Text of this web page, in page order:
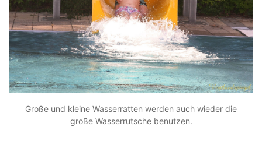
Große und kleine Wasserratten werden auch wieder die
große Wasserrutsche benutzen.